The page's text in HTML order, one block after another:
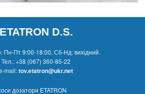
ETATRON D.S.
Пн-Пт 9:00-18:00, Сб-Нд: вихідний.
Тел.:+38 (067) 360-85-22
mail:tov.etatron@ukr.net
дозатори ETATRON